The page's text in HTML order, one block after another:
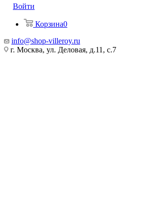
Войти
Корзина0
info@shop-villeroy.ru
г. Москва, ул. Деловая, д.11, с.7